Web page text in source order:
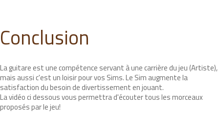
Conclusion
La guitare est une compétence servant à une carrière du jeu (Artiste),
mais aussi c'est un loisir pour vos Sims. Le Sim augmente la
satisfaction du besoin de divertissement en jouant.
La vidéo ci dessous vous permettra d'écouter tous les morceaux
proposés par le jeu!